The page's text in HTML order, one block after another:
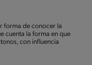
forma de conocer la
cuenta la forma en que
con influencia